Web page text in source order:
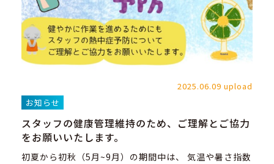
2025.06.09 upload
お知らせ
スタッフの健康管理維持のため、ご理解とご協力
をお願いいたします。
初夏から初秋（5月~9月）の期間中は、 気温や暑さ指数